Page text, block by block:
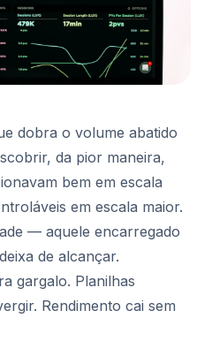
dobra o volume abatido
da pior maneira,
bem em escala
em escala maior.
— aquele encarregado
de alcançar.
gargalo. Planilhas
Rendimento cai sem